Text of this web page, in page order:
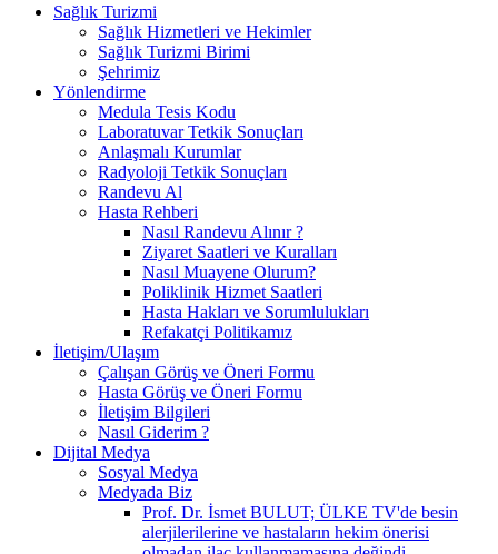
Sağlık Turizmi
Sağlık Hizmetleri ve Hekimler
Sağlık Turizmi Birimi
Şehrimiz
Yönlendirme
Medula Tesis Kodu
Laboratuvar Tetkik Sonuçları
Anlaşmalı Kurumlar
Radyoloji Tetkik Sonuçları
Randevu Al
Hasta Rehberi
Nasıl Randevu Alınır ?
Ziyaret Saatleri ve Kuralları
Nasıl Muayene Olurum?
Poliklinik Hizmet Saatleri
Hasta Hakları ve Sorumlulukları
Refakatçi Politikamız
İletişim/Ulaşım
Çalışan Görüş ve Öneri Formu
Hasta Görüş ve Öneri Formu
İletişim Bilgileri
Nasıl Giderim ?
Dijital Medya
Sosyal Medya
Medyada Biz
Prof. Dr. İsmet BULUT; ÜLKE TV'de besin
alerjilerilerine ve hastaların hekim önerisi